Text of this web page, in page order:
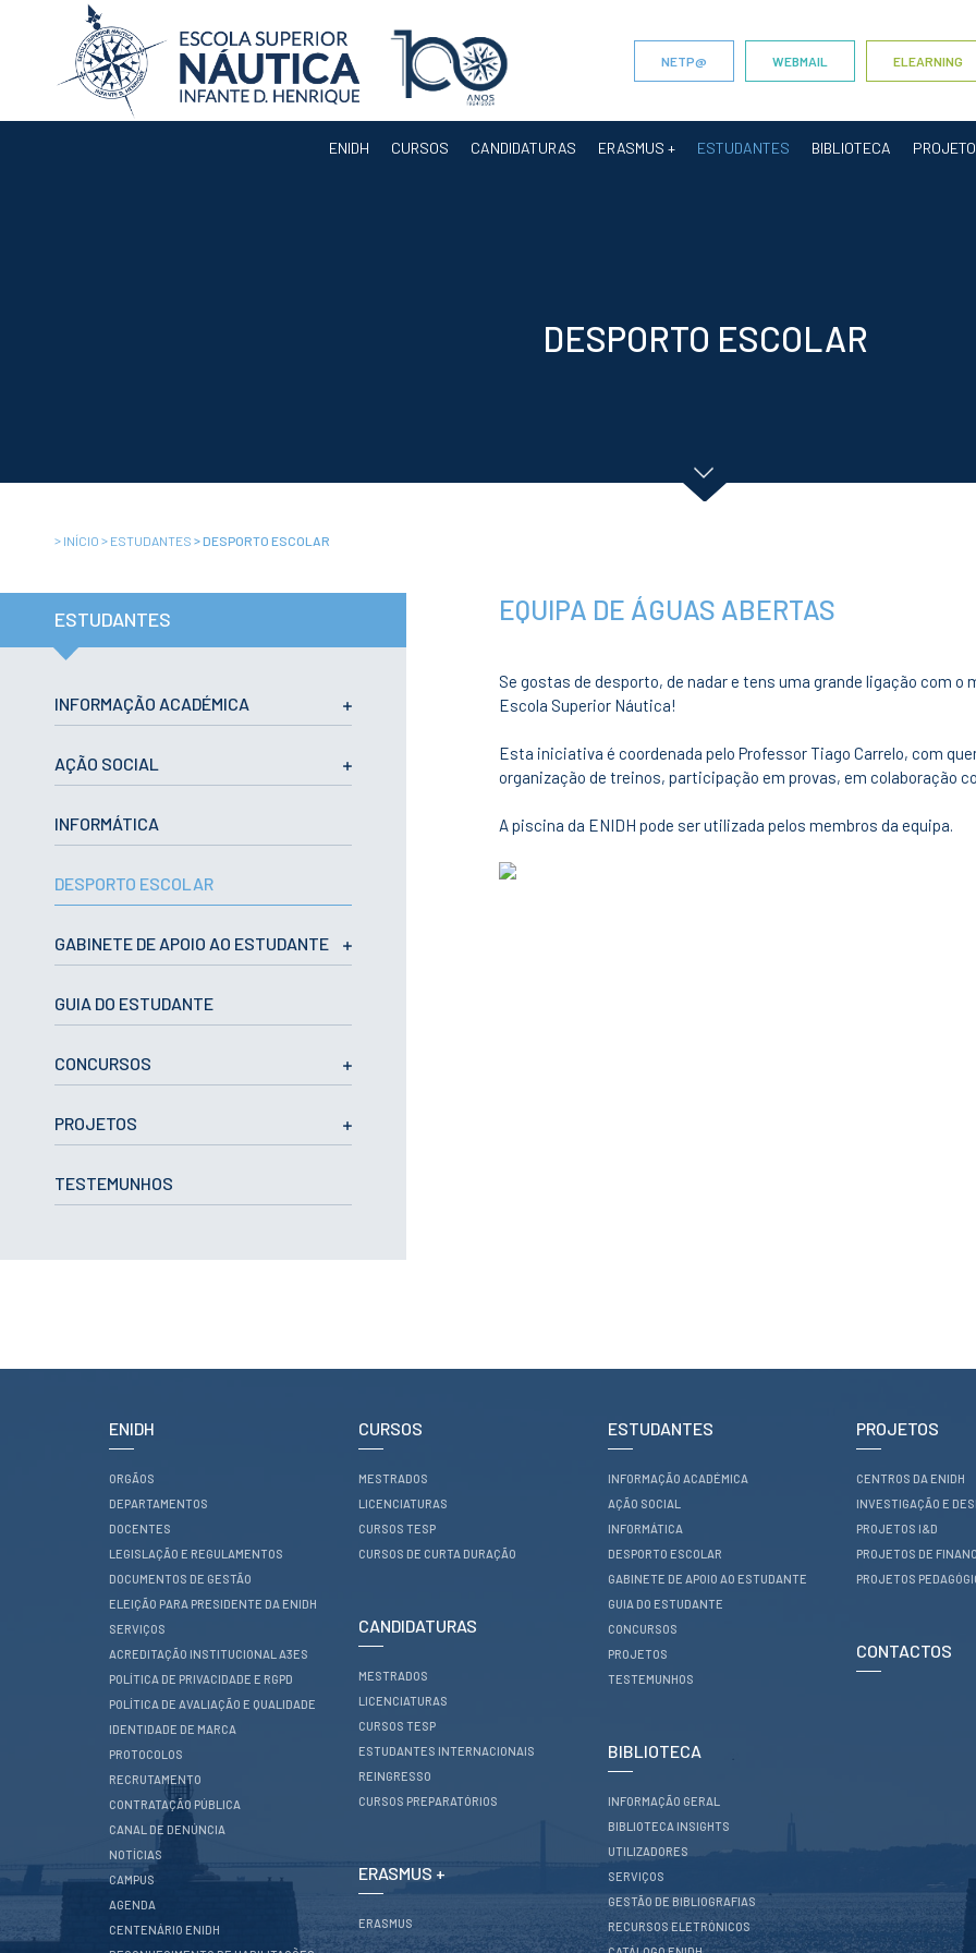
NETP@ WEBMAIL ELEARNING
ENIDH CURSOS CANDIDATURAS ERASMUS + ESTUDANTES BIBLIOTECA
Privacidade e
Qualidade
Marca
Recrutamento
Contratação
Canal de Denúncia
Notícias
Centenário ENIDH
Reconhecimento
Estrangeiras
Cursos TeSP
Mestrados
ESTUDANTES
Informação
Académica
Ação Social
Informática
Desporto Escolar
Gabinete de
Testemunhos
BIBLIOTECA
Informação geral
Biblioteca
Insights
Utilizadores
DESPORTO ESCOLAR
> INÍCIO > ESTUDANTES >DESPORTO ESCOLAR
ESTUDANTES
INFORMAÇÃO ACADÉMICA
AÇÃO SOCIAL
INFORMÁTICA
DESPORTO ESCOLAR
GABINETE DE APOIO AO ESTUDANTE
GUIA DO ESTUDANTE
CONCURSOS
PROJETOS
TESTEMUNHOS
EQUIPA DE ÁGUAS ABERTAS
Se gostas de desporto, de nadar e tens uma grande ligação com o
Escola Superior Náutica!
Esta iniciativa é coordenada pelo Professor Tiago Carrelo, com
organização de treinos, participação em provas, em colaboração
A piscina da ENIDH pode ser utilizada pelos membros da equipa.
ENIDH
ORGÃOS
DEPARTAMENTOS
DOCENTES
LEGISLAÇÃO E REGULAMENTOS
DOCUMENTOS DE GESTÃO
ELEIÇÃO PARA PRESIDENTE DA ENIDH
SERVIÇOS
ACREDITAÇÃO INSTITUCIONAL A3ES
POLÍTICA DE PRIVACIDADE E RGPD
POLÍTICA DE AVALIAÇÃO E QUALIDADE
IDENTIDADE DE MARCA
PROTOCOLOS
RECRUTAMENTO
CONTRATAÇÃO PÚBLICA
CANAL DE DENÚNCIA
NOTÍCIAS
CAMPUS
AGENDA
CENTENÁRIO ENIDH
CURSOS
MESTRADOS
LICENCIATURAS
CURSOS TESP
CURSOS DE CURTA DURAÇÃO
CANDIDATURAS
MESTRADOS
LICENCIATURAS
CURSOS TESP
ESTUDANTES INTERNACIONAIS
REINGRESSO
CURSOS PREPARATÓRIOS
ERASMUS +
ERASMUS
ESTUDANTES
INFORMAÇÃO ACADÉMICA
AÇÃO SOCIAL
INFORMÁTICA
DESPORTO ESCOLAR
GABINETE DE APOIO AO ESTUDANTE
GUIA DO ESTUDANTE
CONCURSOS
PROJETOS
TESTEMUNHOS
BIBLIOTECA
INFORMAÇÃO GERAL
BIBLIOTECA INSIGHTS
UTILIZADORES
SERVIÇOS
GESTÃO DE BIBLIOGRAFIAS
RECURSOS ELETRÓNICOS
PROJETOS
CENTROS DA ENIDH
INVESTIGAÇÃO E
PROJETOS I&D
PROJETOS DE
PROJETOS
CONTACTOS